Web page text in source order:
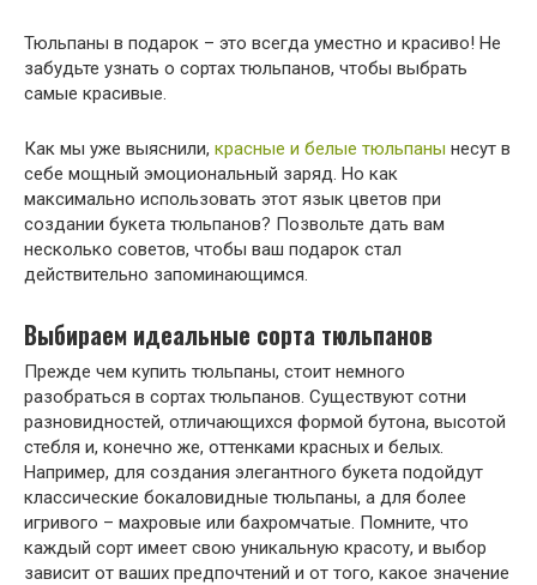
Тюльпаны в подарок – это всегда уместно и красиво! Не
забудьте узнать о сортах тюльпанов, чтобы выбрать
самые красивые.
Как мы уже выяснили, красные и белые тюльпаны несут в
себе мощный эмоциональный заряд. Но как
максимально использовать этот язык цветов при
создании букета тюльпанов? Позвольте дать вам
несколько советов, чтобы ваш подарок стал
действительно запоминающимся.
Выбираем идеальные сорта тюльпанов
Прежде чем купить тюльпаны, стоит немного
разобраться в сортах тюльпанов. Существуют сотни
разновидностей, отличающихся формой бутона, высотой
стебля и, конечно же, оттенками красных и белых.
Например, для создания элегантного букета подойдут
классические бокаловидные тюльпаны, а для более
игривого – махровые или бахромчатые. Помните, что
каждый сорт имеет свою уникальную красоту, и выбор
зависит от ваших предпочтений и от того, какое значение